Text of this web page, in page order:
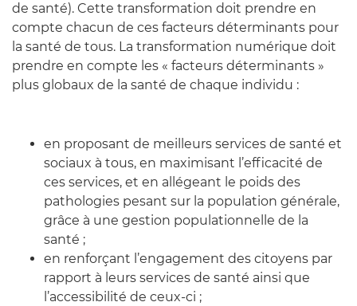
de santé). Cette transformation doit prendre en
compte chacun de ces facteurs déterminants pour
la santé de tous. La transformation numérique doit
prendre en compte les « facteurs déterminants »
plus globaux de la santé de chaque individu :
en proposant de meilleurs services de santé et
sociaux à tous, en maximisant l’efficacité de
ces services, et en allégeant le poids des
pathologies pesant sur la population générale,
grâce à une gestion populationnelle de la
santé ;
en renforçant l’engagement des citoyens par
rapport à leurs services de santé ainsi que
l’accessibilité de ceux-ci ;